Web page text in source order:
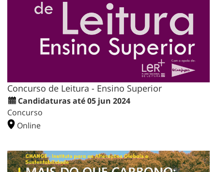
Concurso de Leitura - Ensino Superior
Candidaturas até 05 jun 2024
Concurso
Online